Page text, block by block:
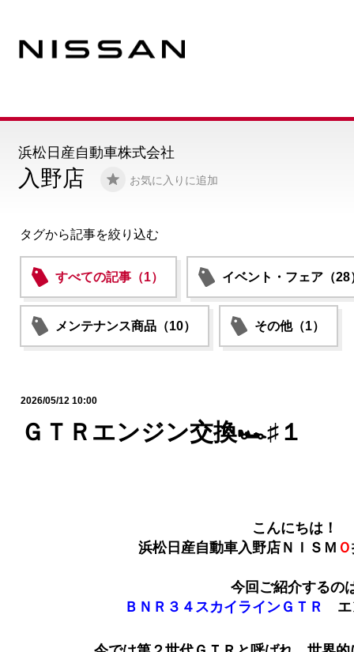
入野店 お気に入りに追加
浜松日産自動車株式会社
タグから記事を絞り込む
すべての記事（1） イベント・フェア（28
メンテナンス商品（10） その他（1）
2026/05/12 10:00
ＧＴＲエンジン交換🏎️♯１
こんにちは！
浜松日産自動車入野店ＮＩＳＭ Ｏ
今回ご紹介するの
ＢＮＲ３４スカイラインＧＴＲ
エ